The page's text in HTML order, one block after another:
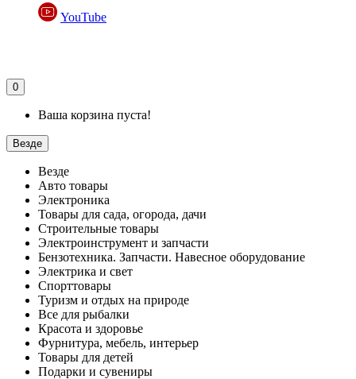
YouTube
0
Ваша корзина пуста!
Везде
Везде
Авто товары
Электроника
Товары для сада, огорода, дачи
Строительные товары
Электроинструмент и запчасти
Бензотехника. Запчасти. Навесное оборудование
Электрика и свет
Спорттовары
Туризм и отдых на природе
Все для рыбалки
Красота и здоровье
Фурнитура, мебель, интерьер
Товары для детей
Подарки и сувениры